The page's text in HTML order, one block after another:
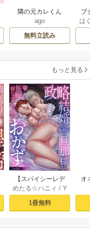
隣の元カレくん
ago
無料立読み
ブ
復
は
もっと見る
【スパイシーレデ
ィ】政略結婚した
塩対応の旦那様は
毎晩寝たふりをし
めたる☆ハニィ / Y
aaka
1冊無料
オ